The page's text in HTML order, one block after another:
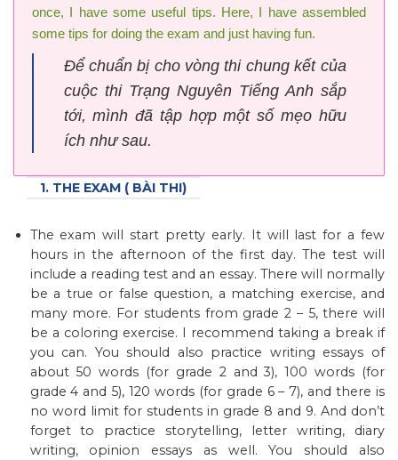
once, I have some useful tips. Here, I have assembled
some tips for doing the exam and just having fun.
Để chuẩn bị cho vòng thi chung kết của
cuộc thi Trạng Nguyên Tiếng Anh sắp
tới, mình đã tập hợp một số mẹo hữu
ích như sau.
1. THE EXAM ( BÀI THI)
The exam will start pretty early. It will last for a few
hours in the afternoon of the first day. The test will
include a reading test and an essay. There will normally
be a true or false question, a matching exercise, and
many more. For students from grade 2 – 5, there will
be a coloring exercise. I recommend taking a break if
you can. You should also practice writing essays of
about 50 words (for grade 2 and 3), 100 words (for
grade 4 and 5), 120 words (for grade 6 – 7), and there is
no word limit for students in grade 8 and 9. And don’t
forget to practice storytelling, letter writing, diary
writing, opinion essays as well. You should also